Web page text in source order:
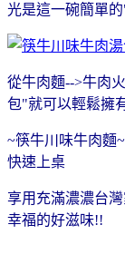
光是這一碗簡單
從牛肉麵-->牛肉
包"就可以輕鬆擁
~筷牛川味牛肉麵
快速上桌
享用充滿濃濃台
幸福的好滋味!!